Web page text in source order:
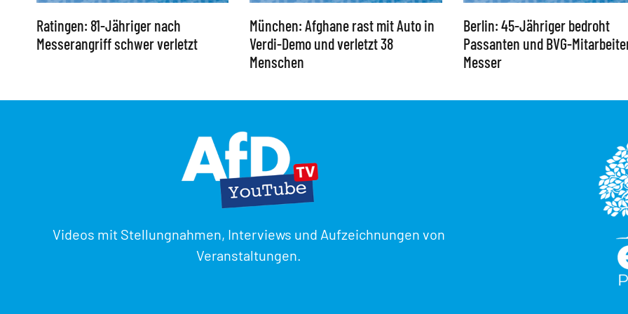
Ratingen: 81-Jähriger nach
Messerangriff schwer verletzt
München: Afghane rast mit Auto in
Verdi-Demo und verletzt 38
Menschen
Berlin: 45-Jähriger bedroht
Passanten und BVG-
Messer
Videos mit Stellungnahmen, Interviews und Aufzeichnungen von
Veranstaltungen.